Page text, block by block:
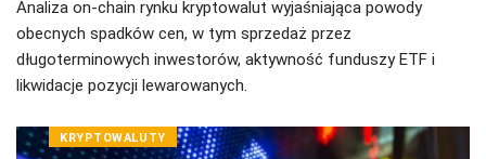
Analiza on-chain rynku kryptowalut wyjaśniająca powody
obecnych spadków cen, w tym sprzedaż przez
długoterminowych inwestorów, aktywność funduszy ETF i
likwidacje pozycji lewarowanych.
KRYPTOWALUTY